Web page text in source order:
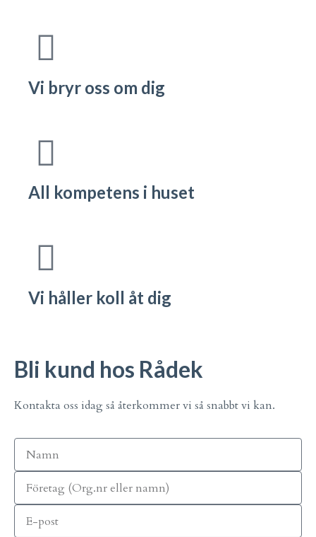
Vi bryr oss om dig
All kompetens i huset
Vi håller koll åt dig
Bli kund hos Rådek
Kontakta oss idag så återkommer vi så snabbt vi kan.